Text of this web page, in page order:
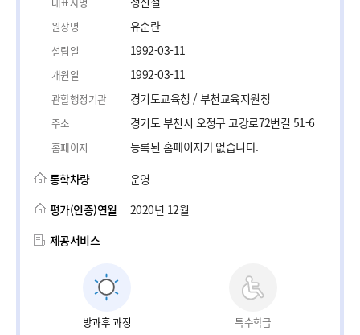
원장명 유순란
설립일 1992-03-11
개원일 1992-03-11
관할행정기관 경기도교육청 / 부천교육지원청
주소 경기도 부천시 오정구 고강로72번길 51-6
홈페이지
등록된 홈페이지가 없습니다.
통학차량
운영
평가(인증)연월
2020년 12월
제공서비스
방과후 과정 특수학급